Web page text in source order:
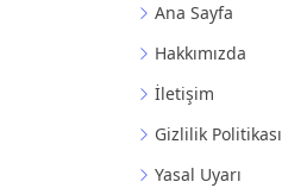
Ana Sayfa
Hakkımızda
İletişim
Gizlilik Politikası
Yasal Uyarı